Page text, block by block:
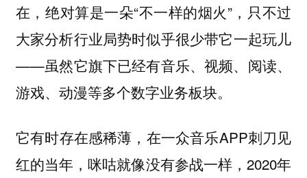
在，绝对算是一朵“不一样的烟火”，只不过
大家分析行业局势时似乎很少带它一起玩儿
——虽然它旗下已经有音乐、视频、阅读、
游戏、动漫等多个数字业务板块。
它有时存在感稀薄 ，在一众音乐APP刺刀见
红的当年，咪咕就像没有参战一样，2020年